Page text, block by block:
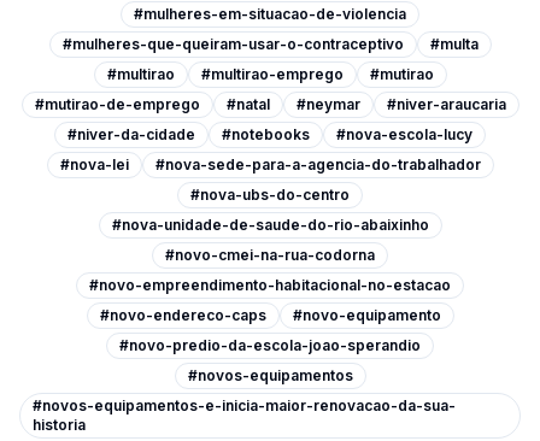
#mulheres-em-situacao-de-violencia
#mulheres-que-queiram-usar-o-contraceptivo
#multa
#multirao
#multirao-emprego
#mutirao
#mutirao-de-emprego
#natal #neymar
#niver-araucaria
#niver-da-cidade
#notebooks
#nova-escola-lucy
#nova-lei
#nova-sede-para-a-agencia-do-trabalhador
#nova-ubs-do-centro
#nova-unidade-de-saude-do-rio-abaixinho
#novo-cmei-na-rua-codorna
#novo-empreendimento-habitacional-no-estacao
#novo-endereco-caps
#novo-equipamento
#novo-predio-da-escola-joao-sperandio
#novos-equipamentos
#novos-equipamentos-e-inicia-maior-renovacao-da-sua-
historia